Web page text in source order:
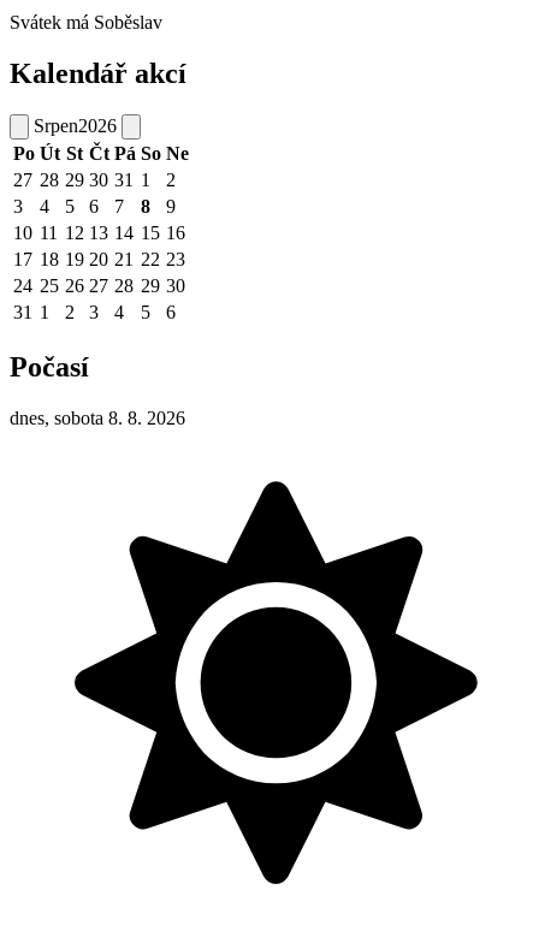
Svátek má Soběslav
Kalendář akcí
Srpen2026
Po Út St Čt Pá So Ne
27 28 29 30 31 1
2
3
4 5 6 7 8
9
10 11 12 13 14 15 16
17 18 19 20 21 22 23
24 25 26 27 28 29 30
31 1 2 3 4 5 6
Počasí
dnes, sobota 8. 8. 2026